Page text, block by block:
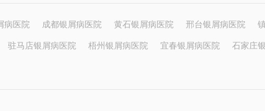
病医院 成都银屑病医院 黄石银屑病医院 邢台银屑病医院
驻马店银屑病医院 梧州银屑病医院 宜春银屑病医院 石家庄